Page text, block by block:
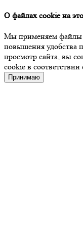
О файлах cookie на
Мы применяем файлы
повышения удобства
просмотр сайта, вы
cookie в соответствии
Принимаю